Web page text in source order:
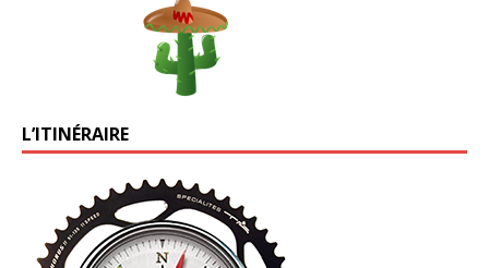
L’ITINÉRAIRE